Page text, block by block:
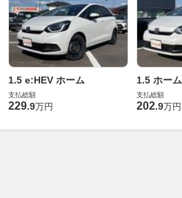
1.5 e:HEV ホーム
支払総額
229.9万円
1.5 ホーム
支払総額
202.9万円